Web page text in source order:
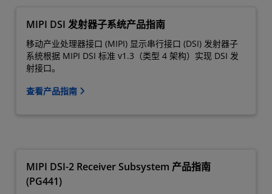
MIPI DSI 发射器子系统产品指南
移动产业处理器接口 (MIPI) 显示串行接口 (DSI) 发射器子
系统根据 MIPI DSI 标准 v1.3（类型 4 架构）实现 DSI 发
射接口。
查看产品指南
MIPI DSI-2 Receiver Subsystem 产品指南
(PG441)